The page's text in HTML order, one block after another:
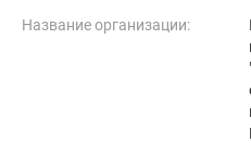
Название организации: